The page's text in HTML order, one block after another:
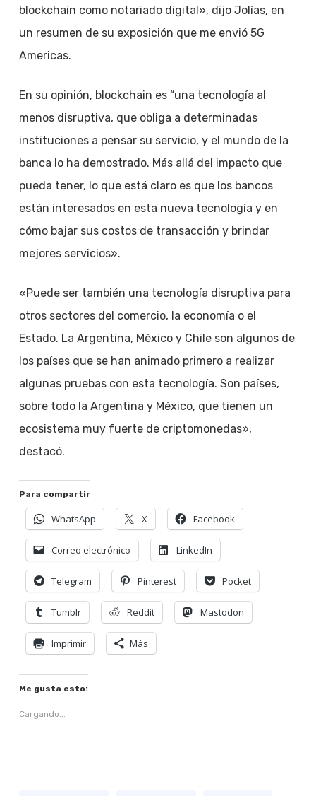
blockchain como notariado digital», dijo Jolías, en
un resumen de su exposición que me envió 5G
Americas.
En su opinión, blockchain es “una tecnología al
menos disruptiva, que obliga a determinadas
instituciones a pensar su servicio, y el mundo de la
banca lo ha demostrado. Más allá del impacto que
pueda tener, lo que está claro es que los bancos
están interesados en esta nueva tecnología y en
cómo bajar sus costos de transacción y brindar
mejores servicios».
«Puede ser también una tecnología disruptiva para
otros sectores del comercio, la economía o el
Estado. La Argentina, México y Chile son algunos de
los países que se han animado primero a realizar
algunas pruebas con esta tecnología. Son países,
sobre todo la Argentina y México, que tienen un
ecosistema muy fuerte de criptomonedas»,
destacó.
Para compartir
WhatsApp X Facebook
Correo electrónico LinkedIn
Telegram Pinterest Pocket
Tumblr Reddit Mastodon
Imprimir Más
Me gusta esto:
Cargando...